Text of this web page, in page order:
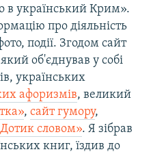
в український Крим».
про діяльність
події. Згодом сайт
об'єднував у собі
українських
афоризмів, великий
, сайт гумору,
словом». Я зібрав
книг, їздив до